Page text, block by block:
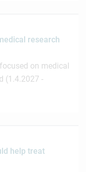
research
on medical
(1.4.2027 -
help treat